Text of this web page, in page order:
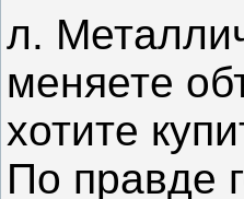
л.
меняете
хотите
По правде